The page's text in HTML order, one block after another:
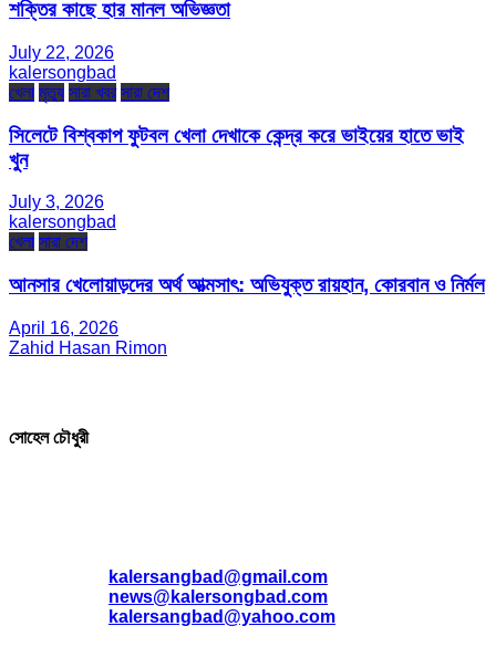
শক্তির কাছে হার মানল অভিজ্ঞতা
July 22, 2026
kalersongbad
খেলা মৃত্যু সারা খবর সারা দেশ
সিলেটে বিশ্বকাপ ফুটবল খেলা দেখাকে কেন্দ্র করে ভাইয়ের হাতে ভাই
খুন
July 3, 2026
kalersongbad
খেলা সারা দেশ
আনসার খেলোয়াড়দের অর্থ আত্মসাৎ: অভিযুক্ত রায়হান, কোরবান ও নির্মল
April 16, 2026
Zahid Hasan Rimon
সোহেল চৌধুরী
kalersangbad@gmail.com
news@kalersongbad.com
kalersangbad@yahoo.com